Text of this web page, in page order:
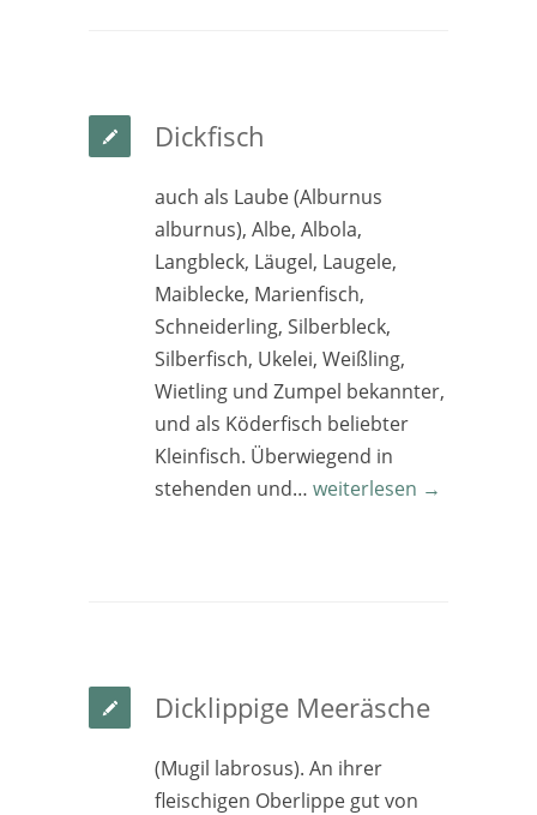
Dickfisch
auch als Laube (Alburnus
alburnus), Albe, Albola,
Langbleck, Läugel, Laugele,
Maiblecke, Marienfisch,
Schneiderling, Silberbleck,
Silberfisch, Ukelei, Weißling,
Wietling und Zumpel bekannter,
und als Köderfisch beliebter
Kleinfisch. Überwiegend in
stehenden und… weiterlesen →
Dicklippige Meeräsche
(Mugil labrosus). An ihrer
fleischigen Oberlippe gut von